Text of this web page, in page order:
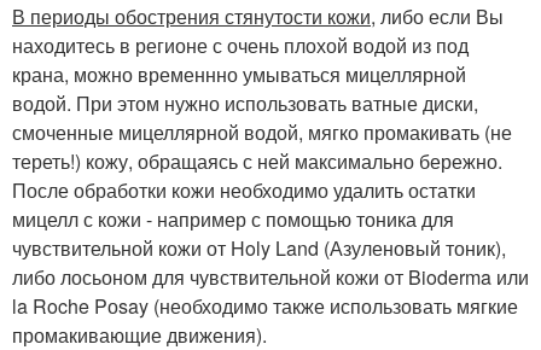
В периоды обострения стянутости кожи, либо если Вы
находитесь в регионе с очень плохой водой из под
крана, можно временнно умываться мицеллярной
водой. При этом нужно использовать ватные диски,
смоченные мицеллярной водой, мягко промакивать (не
тереть!) кожу, обращаясь с ней максимально бережно.
После обработки кожи необходимо удалить остатки
мицелл с кожи - например с помощью тоника для
чувствительной кожи от Holy Land (Азуленовый тоник),
либо лосьоном для чувствительной кожи от Bioderma или
la Roche Pоsay (необходимо также использовать мягкие
промакивающие движения).